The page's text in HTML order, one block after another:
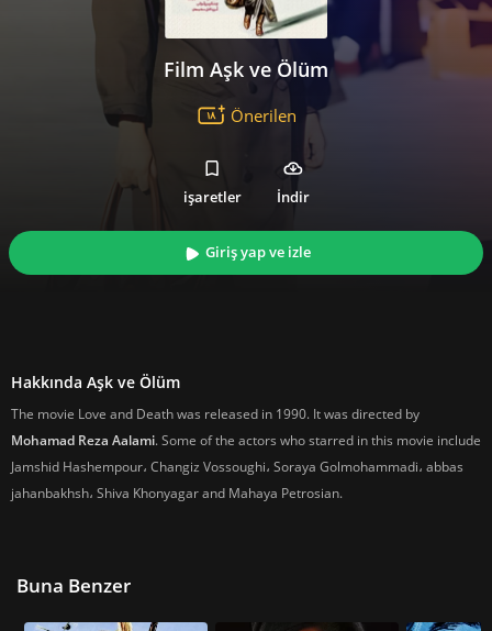
Film Aşk ve Ölüm
Önerilen
işaretler İndir
Giriş yap ve izle
Hakkında Aşk ve Ölüm
The movie Love and Death was released in 1990. It was directed by
Mohamad Reza Aalami. Some of the actors who starred in this movie include
Jamshid Hashempour، Changiz Vossoughi، Soraya Golmohammadi، abbas
jahanbakhsh، Shiva Khonyagar and Mahaya Petrosian.
Buna Benzer